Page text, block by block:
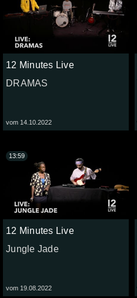
12 Minutes Live
DRAMAS
vom 14.10.2022
12 Minutes Live
Jungle Jade
vom 19.08.2022
13:59